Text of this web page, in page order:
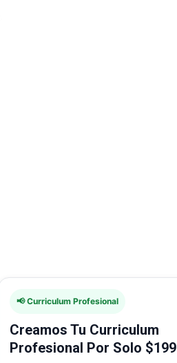
📢 Curriculum Profesional
Creamos Tu Curriculum
Profesional Por Solo $199